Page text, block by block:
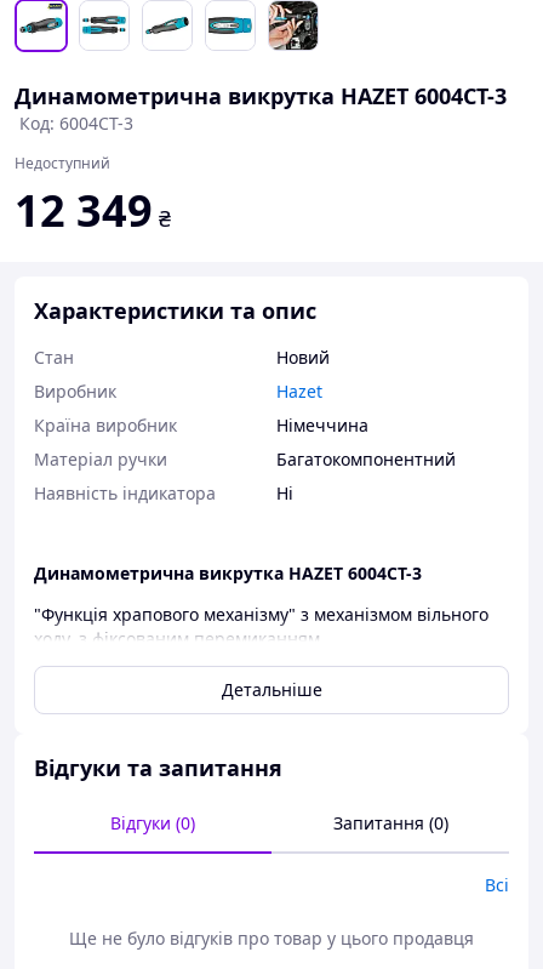
Динамометрична викрутка HAZET 6004CT-3
Код: 6004CT-3
Недоступний
12 349 ₴
Характеристики та опис
Стан
Новий
Виробник
Hazet
Країна виробник
Німеччина
Матеріал ручки
Багатокомпонентний
Наявність індикатора
Ні
Динамометрична викрутка HAZET 6004CT-3
"Функція храпового механізму" з механізмом вільного
ходу, з фіксованим перемиканням
вправо / вліво - забезпечує швидку роботу завдяки
плавному перехопленню при роботі з
різьбовими з'єднаннями, навіть у обмеженому
Відмінна читаність налаштування крутного
зміна біт однією рукою,
Детальніше
Відгуки та запитання
Відгуки (0) Запитання (0)
Всі
Ще не було відгуків про товар у цього продавця